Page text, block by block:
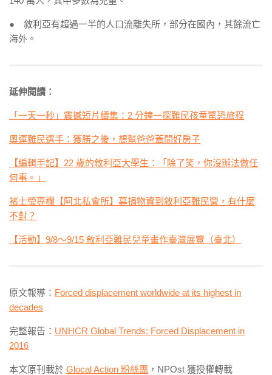
● 敘利亞有超過一半的人口流離失所，部分在國內，其餘流亡
海外。
延伸閱讀：
「一天一秒」震撼短片續集：2 分鐘一探難民孩童驚恐旅程
奧運難民選手：獲勝之後，想幫爸爸蓋間好房子
【編輯手記】22 歲的敘利亞大學生：「除了笑，你沒辦法做任
何事。」
褚士瑩專欄【阿北私會所】募捐物資到敘利亞難民營，有什麼
不對？
【活動】9/8～9/15 敘利亞難民兒童畫作臺灣展覽（臺北）
原文報導： Forced displacement worldwide at its highest in
decades
完整報告： UNHCR Global Trends: Forced Displacement in
2016
本文原刊載於 Glocal Action 粉絲團 ，NPOst 獲授權轉載